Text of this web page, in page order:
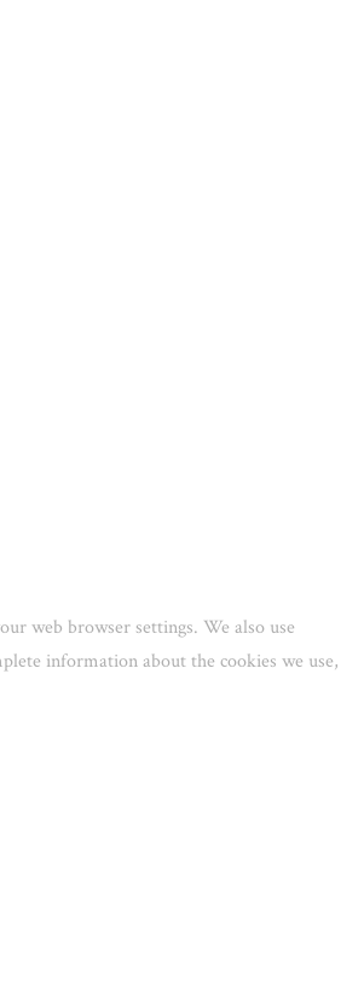
web browser settings. We also use
information about the cookies we use,